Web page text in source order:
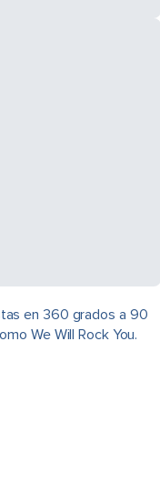
en 360 grados a 90
We Will Rock You.